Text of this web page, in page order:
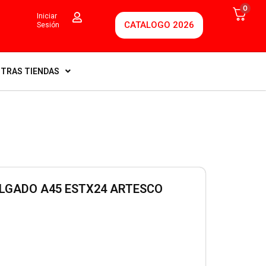
Iniciar
Sesión
CATALOGO 2026
0
TIENDAS
A45 ESTX24 ARTESCO